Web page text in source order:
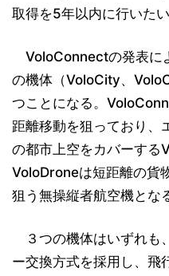
取得を5年以内に行いたい
VoloConnectの発表に
の機体（VoloCity、
つことになる。
距離移動を狙っており、
の都市上空をカバーする
VoloDroneは短距離の貨
狙う無操縦者航空機とな
３つの機体はいずれも
ー交換方式を採用し、飛